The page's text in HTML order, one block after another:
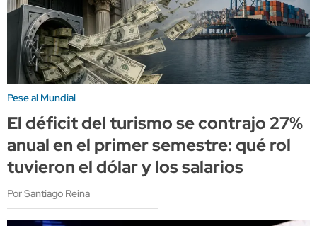
Pese al Mundial
El déficit del turismo se contrajo 27%
anual en el primer semestre: qué rol
tuvieron el dólar y los salarios
Por Santiago Reina